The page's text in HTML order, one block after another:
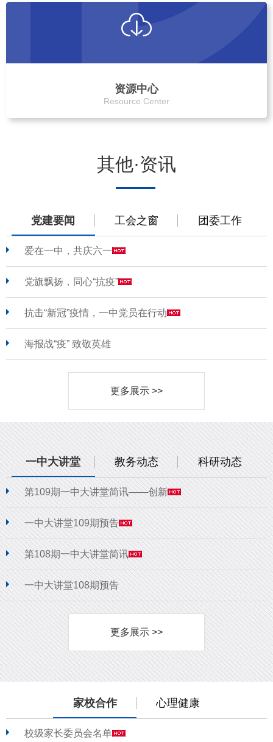
资源中心
Resource Center
其他·资讯
党建要闻 工会之窗 团委工作
爱在一中，共庆六一
党旗飘扬，同心“抗疫”
抗击“新冠”疫情，一中党员在行动
海报战“疫” 致敬英雄
更多展示 >>
一中大讲堂 教务动态 科研动态
第109期一中大讲堂简讯——创新
一中大讲堂109期预告
第108期一中大讲堂简讯
一中大讲堂108期预告
更多展示 >>
家校合作 心理健康
校级家长委员会名单